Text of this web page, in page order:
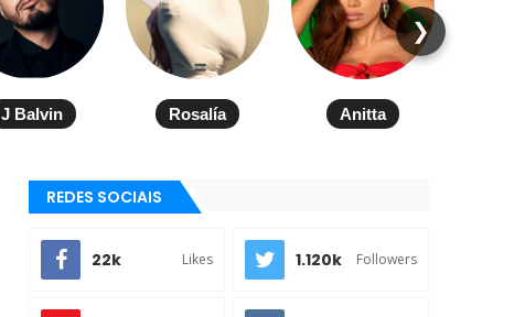
J Balvin Rosalía Anitta
❯
REDES SOCIAIS
22k Likes 1.120k Followers